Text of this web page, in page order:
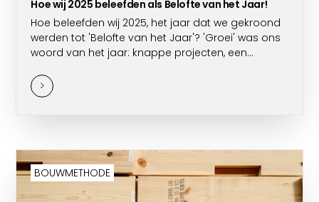
Hoe wij 2025 beleefden als Belofte van het Jaar!
Hoe beleefden wij 2025, het jaar dat we gekroond
werden tot 'Belofte van het Jaar'? 'Groei' was ons
woord van het jaar: knappe projecten, een
mensen in ons team én zelfs een grotere poort
aan het atelier - dat kan tellen!
BOUWMETHODE